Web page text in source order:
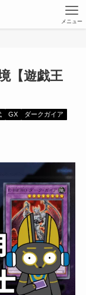
メニュー
【遊戯王
GX
ダークガイア